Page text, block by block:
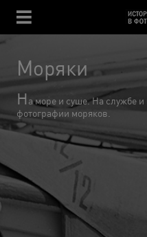
Моряки
На море и суше. На службе
фотографии моряков.